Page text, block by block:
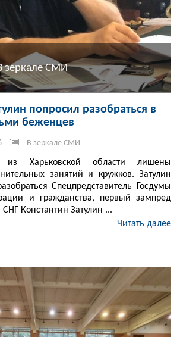
зеркале СМИ
попросил разобраться в
беженцев
В зеркале СМИ
Харьковской области лишены
занятий и кружков. Затулин
Спецпредставитель Госдумы
и гражданства, первый зампред
Константин Затулин ...
Читать далее